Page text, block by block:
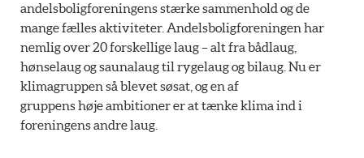
andelsboligforeningens stærke sammenhold og de
mange fælles aktiviteter. Andelsboligforeningen har
nemlig over 20 forskellige laug – alt fra bådlaug,
hønselaug og saunalaug til rygelaug og bilaug. Nu er
klimagruppen så blevet søsat, og en af
gruppens høje ambitioner er at tænke klima ind i
foreningens andre laug.